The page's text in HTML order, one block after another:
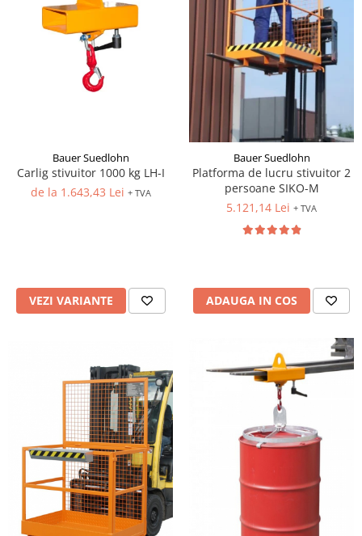
Bauer Suedlohn
Carlig stivuitor 1000 kg LH-I
de la 1.643,43 Lei + TVA
VEZI VARIANTE
Bauer Suedlohn
Platforma de lucru stivuitor 2
persoane SIKO-M
5.121,14 Lei + TVA
ADAUGA IN COS